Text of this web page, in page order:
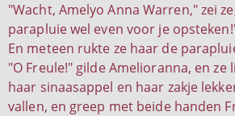
"Wacht, Amelyo Anna Warren," zei
parapluie wel even voor je
En meteen rukte ze haar de
"O Freule!" gilde Amelioranna, en ze
haar sinaasappel en haar zakje
vallen, en greep met beide handen